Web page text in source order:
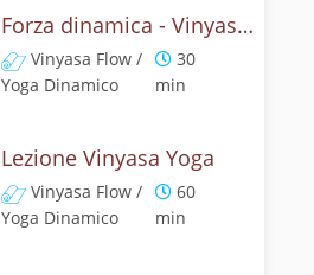
Forza dinamica - Vinyasa yoga con il corvo
Vinyasa Flow /
Yoga Dinamico
30
min
Lezione Vinyasa Yoga
Vinyasa Flow /
Yoga Dinamico
60
min